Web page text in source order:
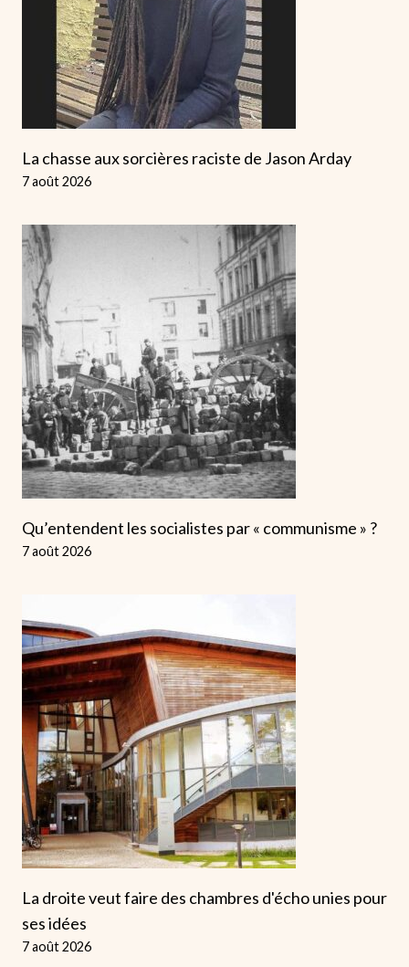
La chasse aux sorcières raciste de Jason Arday
7 août 2026
Qu’entendent les socialistes par « communisme » ?
7 août 2026
La droite veut faire des chambres d'écho unies pour
ses idées
7 août 2026